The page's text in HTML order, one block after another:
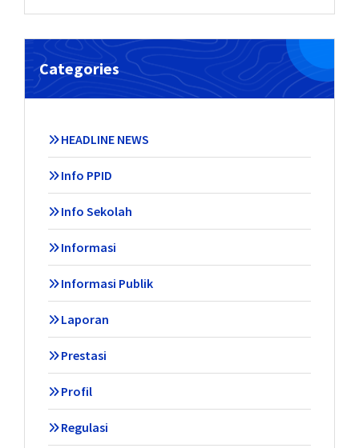
Categories
HEADLINE NEWS
Info PPID
Info Sekolah
Informasi
Informasi Publik
Laporan
Prestasi
Profil
Regulasi